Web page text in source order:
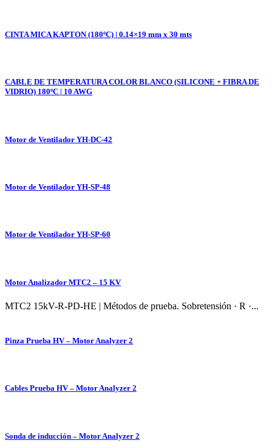
CINTA MICA KAPTON (180ºC) | 0.14×19 mm x 30 mts
CABLE DE TEMPERATURA COLOR BLANCO (SILICONE + FIBRA DE
VIDRIO) 180ºC | 10 AWG
Motor de Ventilador YH-DC-42
Motor de Ventilador YH-SP-48
Motor de Ventilador YH-SP-60
Motor Analizador MTC2 – 15 KV
MTC2 15kV-R-PD-HE | Métodos de prueba. Sobretensión · R ·...
Pinza Prueba HV – Motor Analyzer 2
Cables Prueba HV – Motor Analyzer 2
Sonda de inducción – Motor Analyzer 2